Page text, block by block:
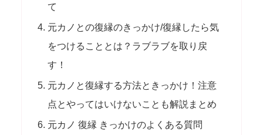
て
元カノとの復縁のきっかけ/復縁したら気
をつけることとは？ラブラブを取り戻
す！
元カノと復縁する方法ときっかけ！注意
点とやってはいけないことも解説まとめ
元カノ 復縁 きっかけのよくある質問